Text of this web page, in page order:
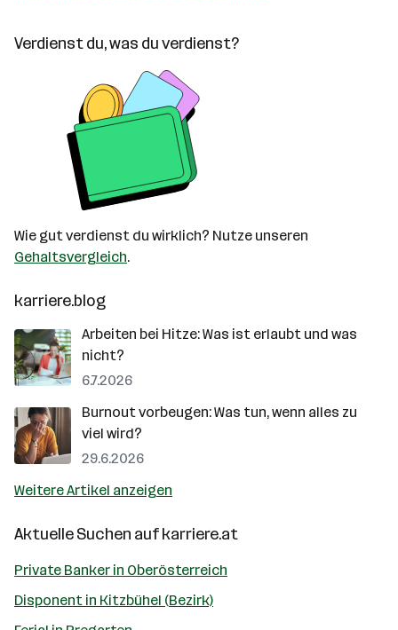
Verdienst du, was du verdienst?
Wie gut verdienst du wirklich? Nutze unseren
Gehaltsvergleich.
karriere.blog
Arbeiten bei Hitze: Was ist erlaubt und was
nicht?
6.7.2026
Burnout vorbeugen: Was tun, wenn alles zu
viel wird?
29.6.2026
Weitere Artikel anzeigen
Aktuelle Suchen aufkarriere.at
Private Banker in Oberösterreich
Disponent in Kitzbühel (Bezirk)